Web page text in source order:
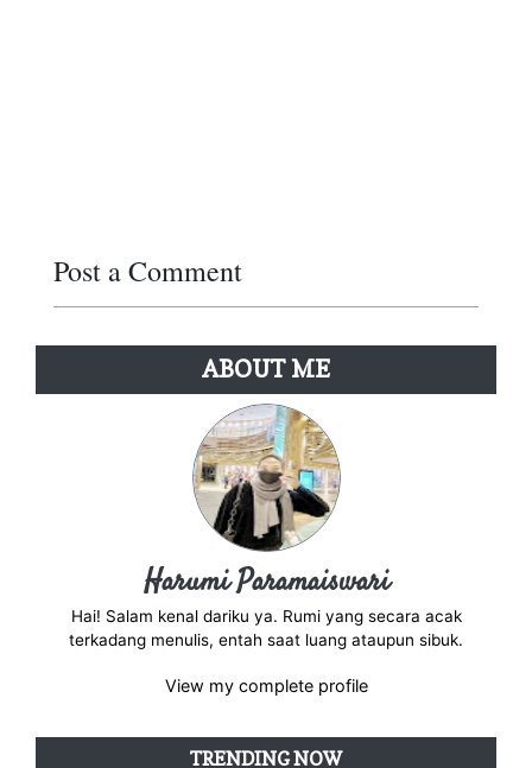
Post a Comment
ABOUT ME
Harumi Paramaiswari
Hai! Salam kenal dariku ya. Rumi yang secara acak
terkadang menulis, entah saat luang ataupun sibuk.
View my complete profile
TRENDING NOW